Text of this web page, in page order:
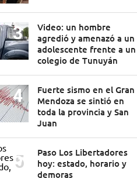
Video: un hombre
agredió y amenazó a un
adolescente frente a un
colegio de Tunuyán
Fuerte sismo en el Gran
Mendoza se sintió en
toda la provincia y San
Juan
Paso Los Libertadores
hoy: estado, horario y
demoras